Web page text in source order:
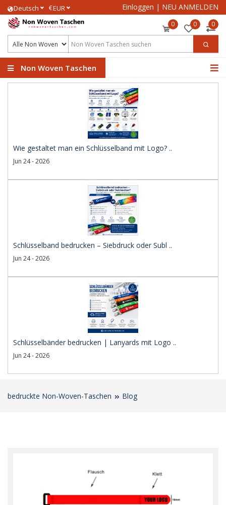
Deutsch €EUR Einloggen | NEU ANMELDEN
0 0 0
Non Woven Taschen
Wie gestaltet man ein Schlüsselband mit Logo? ..
Jun 24 - 2026
Schlüsselband bedrucken – Siebdruck oder Subl ..
Jun 24 - 2026
Schlüsselbänder bedrucken | Lanyards mit Logo ..
Jun 24 - 2026
bedruckte Non-Woven-Taschen Blog